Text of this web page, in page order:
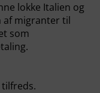
lokke Italien og
af migranter til
som
tilfreds.